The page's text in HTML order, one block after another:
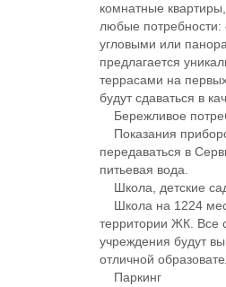
комнатные
любые потребности:
угловыми или
предлагается
террасами на
будут сдаваться в
Бережливое
Показания
передаваться в
питьевая вода.
Школа, детские
Школа на 1224
территории ЖК. Все
учреждения будут
отличной
Паркинг